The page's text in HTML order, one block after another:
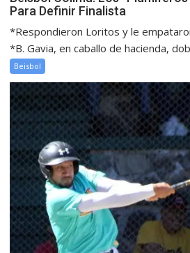
Para Definir Finalista
*Respondieron Loritos y le
*B. Gavia, en caballo de hacienda,
Beisbol